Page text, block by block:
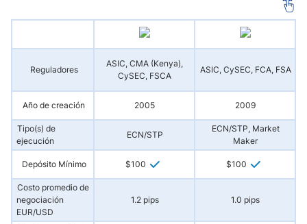
Reguladores
ASIC, CMA (Kenya),
CySEC, FSCA
ASIC, CySEC, FCA, FSA
Año de creación 2005 2009
Tipo(s) de
ejecución
ECN/STP
ECN/STP, Market
Maker
Depósito Mínimo $100 $100
Costo promedio de
negociación
EUR/USD
1.2 pips 1.0 pips